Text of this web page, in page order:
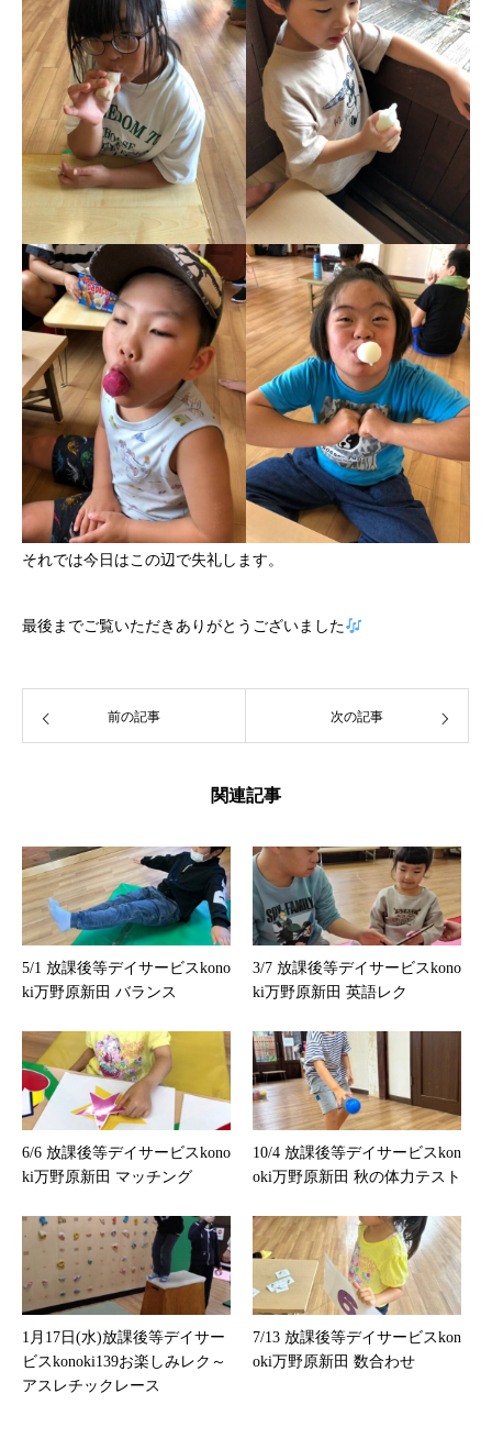
それでは今日はこの辺で失礼します。
最後までご覧いただきありがとうございました
前の記事 次の記事
関連記事
5/1 放課後等デイサービスkono
ki万野原新田 バランス
3/7 放課後等デイサービスkono
ki万野原新田 英語レク
6/6 放課後等デイサービスkono
ki万野原新田 マッチング
10/4 放課後等デイサービスkon
oki万野原新田 秋の体力テスト
1月17日(水)放課後等デイサー
ビスkonoki139お楽しみレク～
アスレチックレース
7/13 放課後等デイサービスkon
oki万野原新田 数合わせ